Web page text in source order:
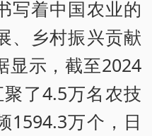
写着中国农业的
、乡村振兴贡献
显示，截至2024
了4.5万名农技
1594.3万个，日